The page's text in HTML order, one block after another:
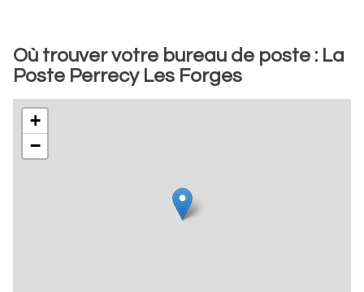
Où trouver votre bureau de poste : La
Poste Perrecy Les Forges
+
−